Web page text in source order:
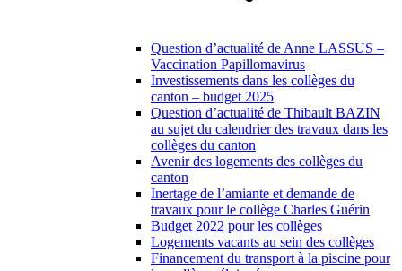
Question d’actualité de Anne LASSUS –
Vaccination Papillomavirus
Investissements dans les collèges du
canton – budget 2025
Question d’actualité de Thibault BAZIN
au sujet du calendrier des travaux dans les
collèges du canton
Avenir des logements des collèges du
canton
Inertage de l’amiante et demande de
travaux pour le collège Charles Guérin
Budget 2022 pour les collèges
Logements vacants au sein des collèges
Financement du transport à la piscine pour